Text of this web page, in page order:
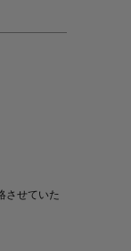
させていた